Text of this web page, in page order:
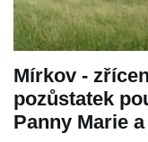
Mírkov -
pozůstatek
Panny Marie